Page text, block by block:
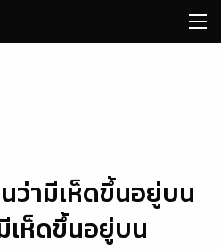
ว่ามีเห็ดขึ้นอยู่บน
เห็ดขึ้นอยู่บน